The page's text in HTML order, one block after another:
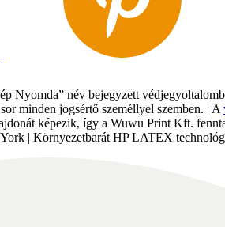
Nyomda” név bejegyzett
minden jogsértő személlyel szemben. | A
képezik, így a Wuwu Print Kft.
| Környezetbarát HP LATEX